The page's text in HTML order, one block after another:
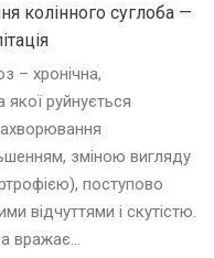
колінного суглоба —
– хронічна,
руйнується
зміною вигляду
поступово
відчуттями і скутістю.
вражає...